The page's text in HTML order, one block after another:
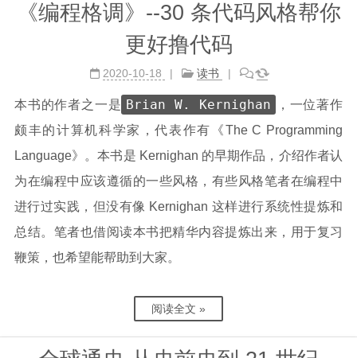
《编程格调》--30 条代码风格帮你
更好撸代码
2020-10-18 读书
本书的作者之一是 Brian W. Kernighan
，一位著作
颇丰的计算机科学家，代表作有《The C Programming
Language》。本书是 Kernighan 的早期作品，介绍作者认
为在编程中应该遵循的一些风格，有些风格笔者在编程中
进行过实践，但没有像 Kernighan 这样进行系统性提炼和
总结。笔者也借阅读本书把精华内容提炼出来，用于复习
鞭策，也希望能帮助到大家。
阅读全文 »